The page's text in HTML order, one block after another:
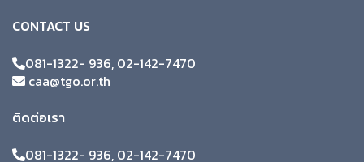
CONTACT US
081-1322- 936, 02-142-7470
caa@tgo.or.th
ติดต่อเรา
081-1322- 936, 02-142-7470